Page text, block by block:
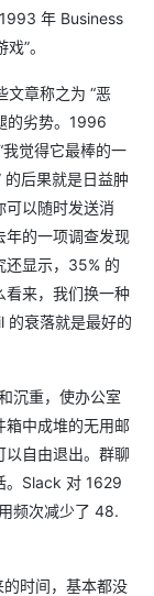
年 Business
”。
文章称之为 “恶
的劣势。1996
觉得它最棒的一
的后果就是日益肿
可以随时发送消
年的一项调查发现
还显示，35% 的
看来，我们换一种
的衰落就是最好的
沉重，使办公室
箱中成堆的无用邮
以自由退出。群聊
。Slack 对 1629
频次减少了 48.
时间，基本都没